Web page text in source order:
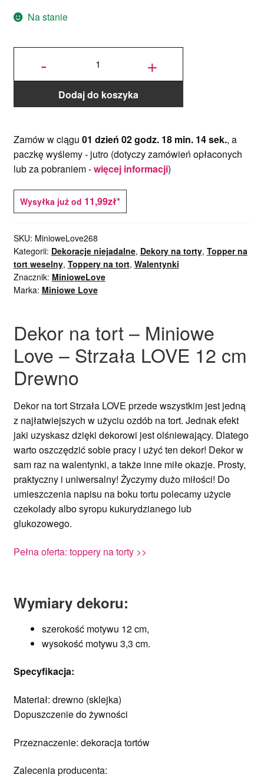
Na stanie
-
ilość
Strzała
Drewno +
Dodaj do koszyka
Zamów w ciągu 01 dzień 02 godz. 18 min. 14 sek., a
paczkę wyślemy - jutro(dotyczy zamówień opłaconych
lub za pobraniem -więcej informacji)
Wysyłka już od 11,99zł*
SKU: MinioweLove268
Kategorii: Dekoracje niejadalne, Dekory na torty, Topper na
tort weselny, Toppery na tort, Walentynki
Znacznik: MinioweLove
Marka: Miniowe Love
Dekor na tort – Miniowe
Love – Strzała LOVE 12 cm
Drewno
Dekor na tort Strzała LOVE przede wszystkim jest jedną
z najłatwiejszych w użyciu ozdób na tort. Jednak efekt
jaki uzyskasz dzięki dekorowi jest olśniewający. Dlatego
warto oszczędzić sobie pracy i użyć ten dekor! Dekor w
sam raz na walentynki, a także inne miłe okazje. Prosty,
praktyczny i uniwersalny! Życzymy dużo miłości! Do
umieszczenia napisu na boku tortu polecamy użycie
czekolady albo syropu kukurydzianego lub
glukozowego.
Pełna oferta: toppery na torty >>
Wymiary dekoru:
szerokość motywu 12 cm,
wysokość motywu 3,3 cm.
Specyfikacja:
Materiał: drewno (sklejka)
Dopuszczenie do żywności
Przeznaczenie: dekoracja tortów
Zalecenia producenta: